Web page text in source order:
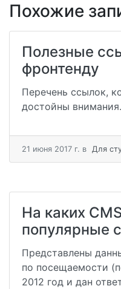
Похожие
Полезные
фронтенду
Перечень ссылок,
достойны внимания.
21 июня 2017 г. в Для
На каких
популярные
Представлены
по посещаемости
2012 год и дан